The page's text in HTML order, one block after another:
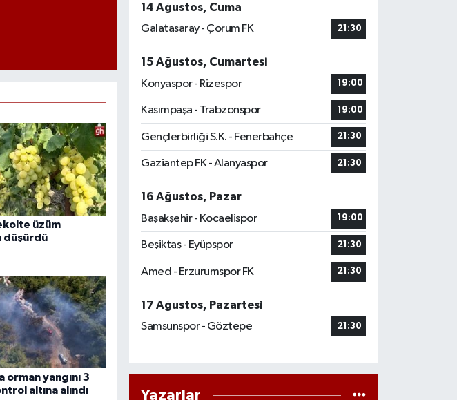
üzüm
düşürdü
orman yangını 3
altına alındı
14 Ağustos, Cuma
Galatasaray - Çorum FK
21:30
15 Ağustos, Cumartesi
Konyaspor - Rizespor
19:00
Kasımpaşa - Trabzonspor 19:00
Gençlerbirliği S.K. - Fenerbahçe 21:30
Gaziantep FK - Alanyaspor 21:30
16 Ağustos, Pazar
Başakşehir - Kocaelispor
19:00
Beşiktaş - Eyüpspor 21:30
Amed - Erzurumspor FK 21:30
17 Ağustos, Pazartesi
Samsunspor - Göztepe
21:30
Yazarlar